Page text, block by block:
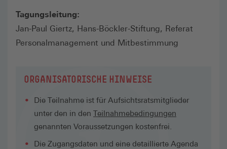
Tagungsleitung:
Jan-Paul Giertz, Hans-Böckler-Stiftung, Referat
Personalmanagement und Mitbestimmung
ORGANISATORISCHE HINWEISE
Die Teilnahme ist für Aufsichtsratsmitglieder
unter den in den Teilnahmebedingungen
genannten Voraussetzungen kostenfrei.
Die Zugangsdaten und eine detaillierte Agenda